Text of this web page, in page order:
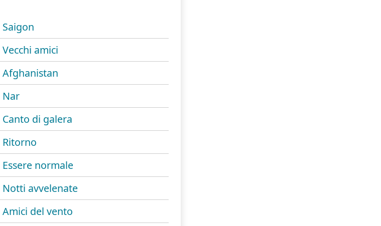
Saigon
Vecchi amici
Afghanistan
Nar
Canto di galera
Ritorno
Essere normale
Notti avvelenate
Amici del vento